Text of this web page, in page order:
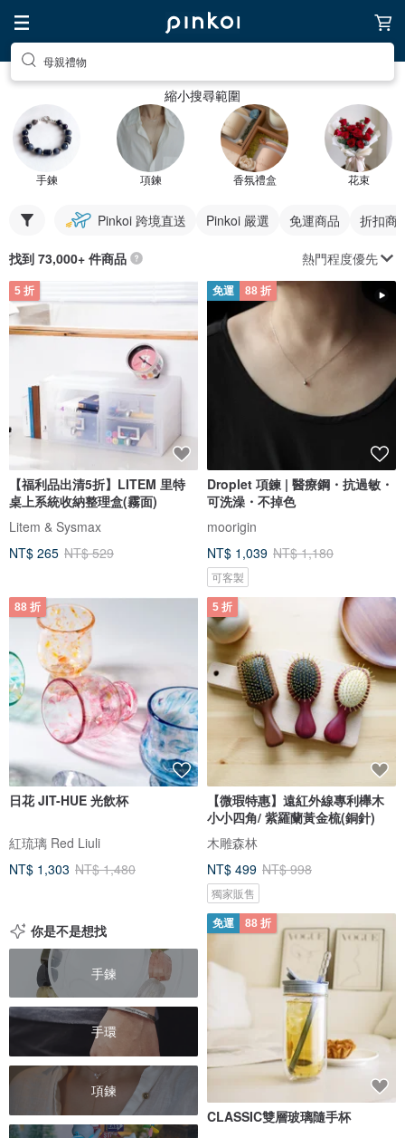
母親禮物
縮小搜尋範圍
手鍊 項鍊 香氛禮盒 花束
Pinkoi 跨境直送 Pinkoi 嚴選 免運商品 折扣商
找到 73,000+ 件商品 熱門程度優先
5 折
【福利品出清5折】LITEM 里特
桌上系統收納整理盒(霧面)
Litem & Sysmax
NT$ 265 NT$ 529
免運 88 折
Droplet 項鍊 | 醫療鋼・抗過敏・
可洗澡・不掉色
moorigin
NT$ 1,039 NT$ 1,180
可客製
88 折
日花 JIT-HUE 光飲杯
紅琉璃 Red Liuli
NT$ 1,303 NT$ 1,480
5 折
【微瑕特惠】遠紅外線專利櫸木
小小四角/ 紫羅蘭黃金梳(銅針)
木雕森林
NT$ 499 NT$ 998
獨家販售
你是不是想找
手鍊
手環
項鍊
免運 88 折
CLASSIC雙層玻璃隨手杯